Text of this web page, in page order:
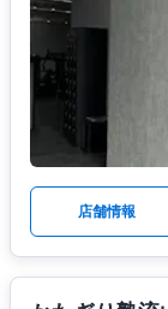
店舗情報